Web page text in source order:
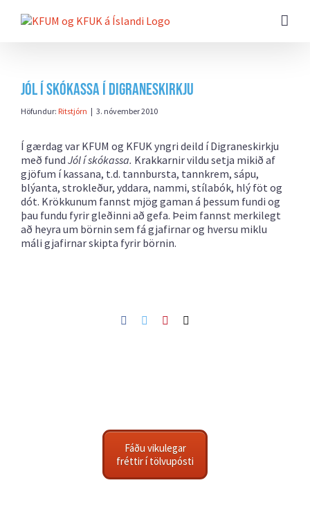
beint
Jól í skókassa í Digraneskirkju
Höfundur: Ritstjórn | 3. nóvember 2010
Í gærdag var KFUM og KFUK yngri deild í Digraneskirkju
með fund Jól í skókassa. Krakkarnir vildu setja mikið af
gjöfum í kassana, t.d. tannbursta, tannkrem, sápu,
blýanta, strokleður, yddara, nammi, stílabók, hlý föt og
dót. Krökkunum fannst mjög gaman á þessum fundi og
þau fundu fyrir gleðinni að gefa. Þeim fannst merkilegt
að heyra um börnin sem fá gjafirnar og hversu miklu
máli gjafirnar skipta fyrir börnin.
Facebook
TwitterPinterest
Fáðu vikulegar
fréttir í tölvupósti